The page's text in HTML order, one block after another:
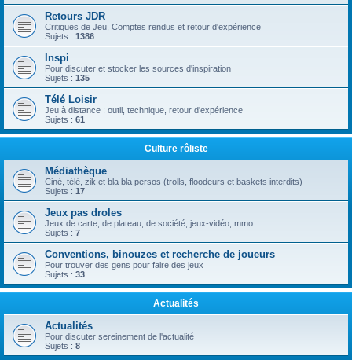
Retours JDR
Critiques de Jeu, Comptes rendus et retour d'expérience
Sujets : 1386
Inspi
Pour discuter et stocker les sources d'inspiration
Sujets : 135
Télé Loisir
Jeu à distance : outil, technique, retour d'expérience
Sujets : 61
Culture rôliste
Médiathèque
Ciné, télé, zik et bla bla persos (trolls, floodeurs et baskets interdits)
Sujets : 17
Jeux pas droles
Jeux de carte, de plateau, de société, jeux-vidéo, mmo ...
Sujets : 7
Conventions, binouzes et recherche de joueurs
Pour trouver des gens pour faire des jeux
Sujets : 33
Actualités
Actualités
Pour discuter sereinement de l'actualité
Sujets : 8